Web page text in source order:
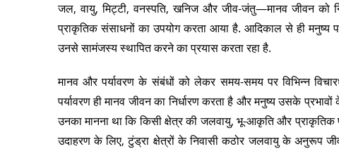
जल, वायु, मिट्टी, वनस्पति, खनिज और जीव-जंतु—मानव जीवन को
प्राकृतिक संसाधनों का उपयोग करता आया है. आदिकाल से ही मनुष्य
उनसे सामंजस्य स्थापित करने का प्रयास करता रहा है.
मानव और पर्यावरण के संबंधों को लेकर समय-समय पर विभिन्न
पर्यावरण ही मानव जीवन का निर्धारण करता है और मनुष्य उसके
उनका मानना था कि किसी क्षेत्र की जलवायु, भू-आकृति और
उदाहरण के लिए, टुंड्रा क्षेत्रों के निवासी कठोर जलवायु के अनुरूप